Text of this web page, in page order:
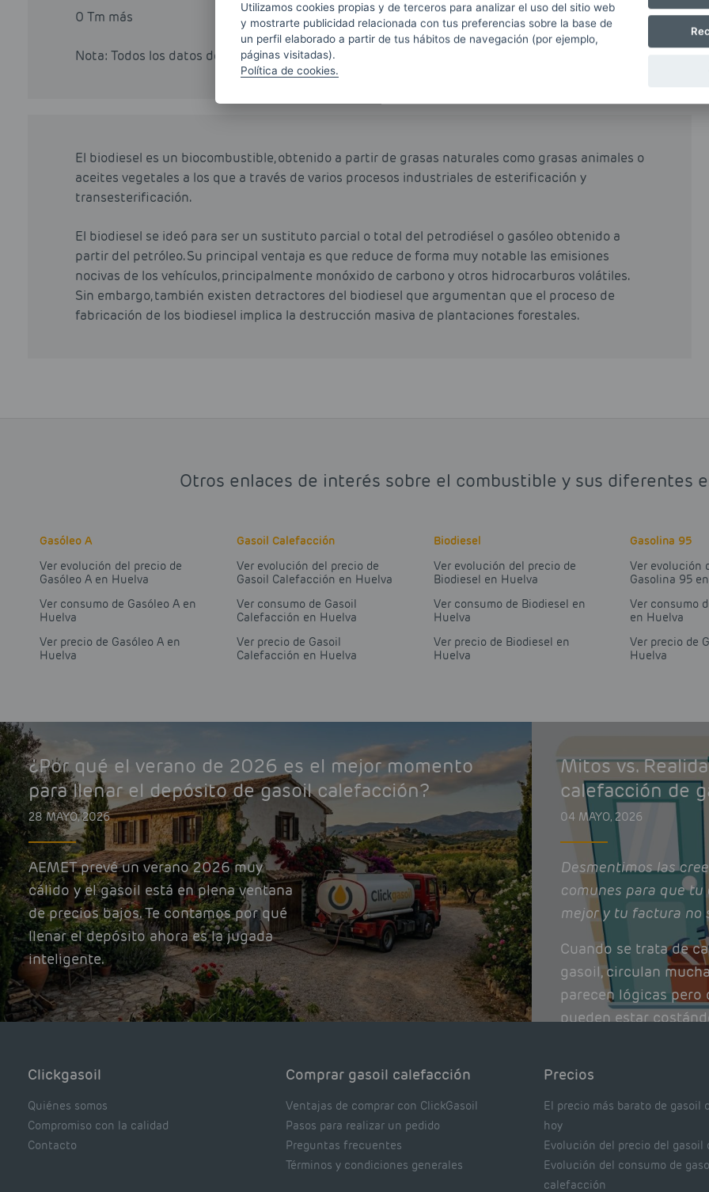
0 Tm más
Nota: Todos los datos de consumo han sido obtenidos de www.cnmc.es.
El biodiesel es un biocombustible, obtenido a partir de grasas naturales como grasas animales o
aceites vegetales a los que a través de varios procesos industriales de esterificación y
transesterificación.
El biodiesel se ideó para ser un sustituto parcial o total del petrodiésel o gasóleo obtenido a
partir del petróleo. Su principal ventaja es que reduce de forma muy notable las emisiones
nocivas de los vehículos, principalmente monóxido de carbono y otros hidrocarburos volátiles.
Sin embargo, también existen detractores del biodiesel que argumentan que el proceso de
fabricación de los biodiesel implica la destrucción masiva de plantaciones forestales.
Otros enlaces de interés sobre el combustible y sus diferentes
Gasóleo A
Ver evolución del precio de
Gasóleo A en Huelva
Ver consumo de Gasóleo A en
Huelva
Ver precio de Gasóleo A en
Huelva
Gasoil Calefacción
Ver evolución del precio de
Gasoil Calefacción en Huelva
Ver consumo de Gasoil
Calefacción en Huelva
Ver precio de Gasoil
Calefacción en Huelva
Biodiesel
Ver evolución del precio de
Biodiesel en Huelva
Ver consumo de Biodiesel en
Huelva
Ver precio de Biodiesel en
Huelva
Gasolina 95
Ver evolución
Gasolina 95
Ver consumo
en Huelva
Ver precio de
Huelva
¿Por qué el verano de 2026 es el mejor momento
para llenar el depósito de gasoil calefacción?
28 MAYO, 2026
AEMET prevé un verano 2026 muy
cálido y el gasoil está en plena ventana
de precios bajos. Te contamos por qué
llenar el depósito ahora es la jugada
inteligente.
Mitos vs.
calefacción de
04 MAYO, 2026
Desmentimos las
comunes para que
mejor y tu factura no
Cuando se trata de
gasoil, circulan
parecen lógicas pero
pueden estar
Clickgasoil
Quiénes somos
Compromiso con la calidad
Contacto
Comprar gasoil calefacción
Ventajas de comprar con ClickGasoil
Pasos para realizar un pedido
Preguntas frecuentes
Términos y condiciones generales
Precios
El precio más barato de gasoil
hoy
Evolución del precio del gasoil
Evolución del consumo de
calefacción
Utilizamos cookies propias y de terceros para analizar el uso del sitio web
y mostrarte publicidad relacionada con tus preferencias sobre la base de
un perfil elaborado a partir de tus hábitos de navegación (por ejemplo,
páginas visitadas).
Política de cookies.